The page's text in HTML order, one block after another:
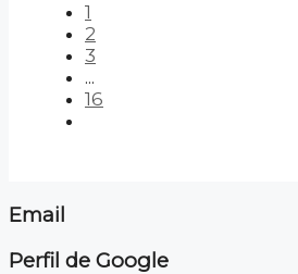
1
2
3
...
16
Email
Perfil de Google